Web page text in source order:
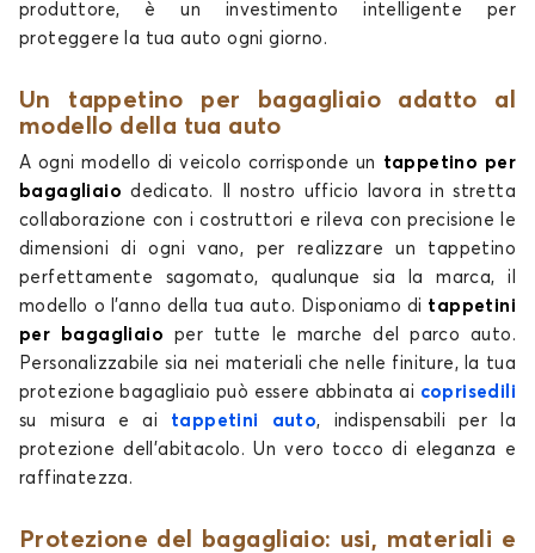
DR
FIAT
FORD
HONDA
HYUNDAI
Tappetini per baule per
Tappetini per baule per
produttore, è un investimento intelligente per
proteggere la tua auto ogni giorno.
Un tappetino per bagagliaio adatto al
modello della tua auto
A ogni modello di veicolo corrisponde un tappetino per
bagagliaio dedicato. Il nostro ufficio lavora in stretta
collaborazione con i costruttori e rileva con precisione le
dimensioni di ogni vano, per realizzare un tappetino
perfettamente sagomato, qualunque sia la marca, il
modello o l'anno della tua auto. Disponiamo di tappetini
per bagagliaio per tutte le marche del parco auto.
Personalizzabile sia nei materiali che nelle finiture, la tua
protezione bagagliaio può essere abbinata ai coprisedili
su misura e ai tappetini auto, indispensabili per la
protezione dell'abitacolo. Un vero tocco di eleganza e
raffinatezza.
Protezione del bagagliaio: usi, materiali e